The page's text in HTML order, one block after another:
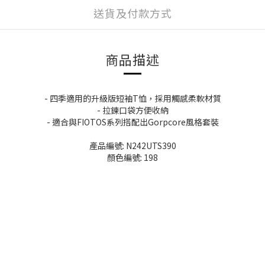
送貨及付款方式
商品描述
- 四季適用的升級版短袖T恤，採用觸感柔軟材質
- 拉鍊口袋方便收納
- 適合與FIOTOS系列搭配出Gorpcore風格套裝
產品編號: N242UTS390
顏色編號: 198